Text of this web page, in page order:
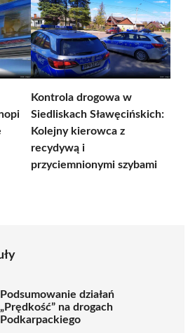
Kontrola drogowa w
Siedliskach Sławęcińskich:
Kolejny kierowca z
recydywą i
przyciemnionymi szybami
Podsumowanie działań
„Prędkość” na drogach
Podkarpackiego